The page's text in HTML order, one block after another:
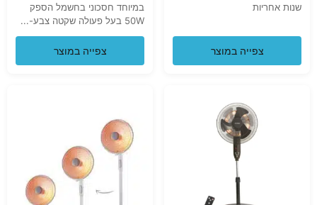
שנות אחריות
צפייה במוצר
במיוחד חסכוני בחשמל הספק
50W בעל פעולה שקטה צבע-...
צפייה במוצר